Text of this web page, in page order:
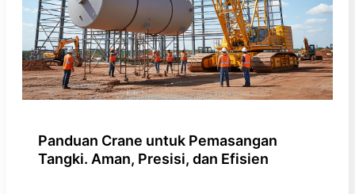
Panduan Crane untuk Pemasangan
Tangki. Aman, Presisi, dan Efisien